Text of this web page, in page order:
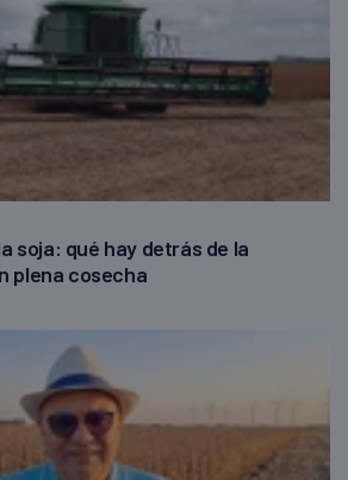
soja: qué hay detrás de la
plena cosecha